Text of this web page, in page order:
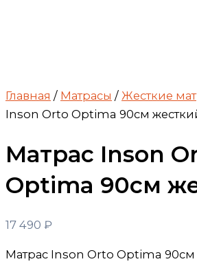
Главная / Матрасы / Жесткие
Inson Orto Optima 90см
Матрас Inson
Optima 90см
17 490 ₽
Матрас Inson Orto Optima 90см